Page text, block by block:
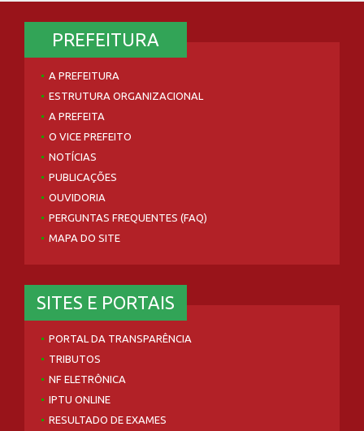
PREFEITURA
A PREFEITURA
ESTRUTURA ORGANIZACIONAL
A PREFEITA
O VICE PREFEITO
NOTÍCIAS
PUBLICAÇÕES
OUVIDORIA
PERGUNTAS FREQUENTES (FAQ)
MAPA DO SITE
SITES E PORTAIS
PORTAL DA TRANSPARÊNCIA
TRIBUTOS
NF ELETRÔNICA
IPTU ONLINE
RESULTADO DE EXAMES